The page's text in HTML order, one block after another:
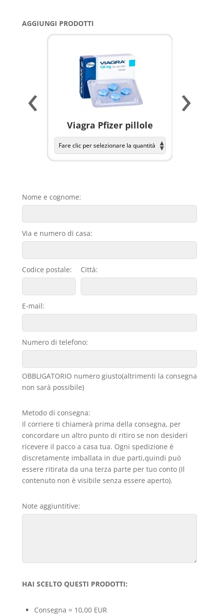
AGGIUNGI PRODOTTI
Viagra Pfizer pillole
‹ ›
Nome e cognome:
Via e numero di casa:
Codice postale: Città:
E-mail:
Numero di telefono:
OBBLIGATORIO numero giusto(altrimenti la consegna
non sarà possibile)
Metodo di consegna:
Il corriere ti chiamerà prima della consegna, per
concordare un altro punto di ritiro se non desideri
ricevere il pacco a casa tua. Ogni spedizione è
discretamente imballata in due parti,quindi può
essere ritirata da una terza parte per tuo conto (Il
contenuto non è visibile senza essere aperto).
Note aggiuntitive:
HAI SCELTO QUESTI PRODOTTI:
Consegna = 10,00 EUR